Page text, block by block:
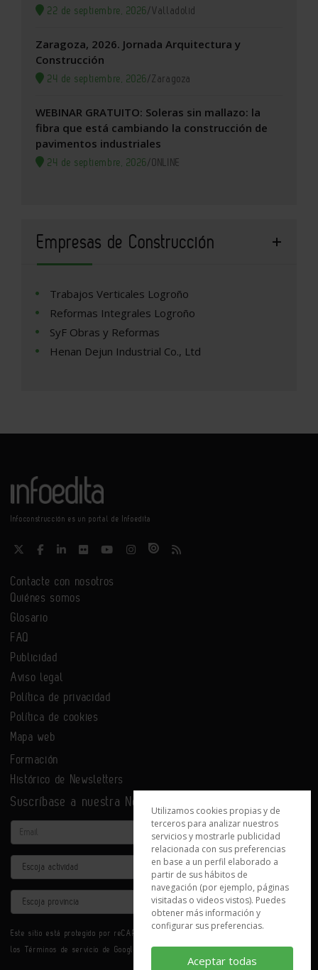
22 de septiembre, 2026/Valladolid
Zaragoza, 2026. Jornada Arquitectura y
Construcción
24 de septiembre, 2026/Zaragoza
WEBINAR GRATUITO: Soleras sin mallazo: la
fibra que está cambiando la construcción de
pavimentos industriales
24 de septiembre, 2026/ONLINE
Empresas de Construcción
Trabajos Verticales Logroño
Reformas Integrales Logroño
SyF Obras y Reformas
Henan Dejun Industrial Co., Ltd
Infoconstrucción es un portal de Infoedita
Contacte con nosotros
Quiénes somos
Glosario
FAQ
Publicidad
Aviso legal
Política de privacidad
Política de cookies
Mapa web
Formación
Histórico de Newsletters
Suscríbase a nuestra Newsletter
Email
Actividad
Provincia
Este sitio está protegido por reCAPTCHA y se aplican la
los Términos de servicio de Google.
Utilizamos cookies propias y de
terceros para analizar nuestros
servicios y mostrarle publicidad
relacionada con sus preferencias
en base a un perfil elaborado a
partir de sus hábitos de
navegación (por ejemplo, páginas
visitadas o videos vistos). Puedes
obtener más información y
configurar sus preferencias.
Aceptar todas